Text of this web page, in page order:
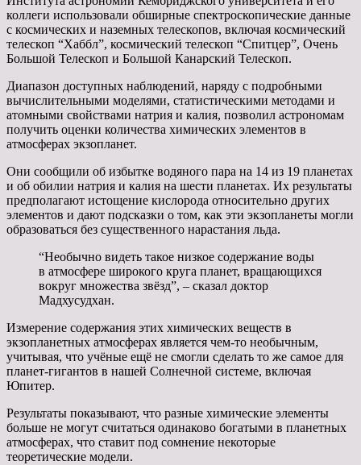
коллеги использовали обширные спектроскопические данные
с космических и наземных телескопов, включая космический
телескоп “Хаббл”, космический телескоп “Спитцер”, Очень
Большой Телескоп и Большой Канарский Телескоп.
Диапазон доступных наблюдений, наряду с подробными
вычислительными моделями, статистическими методами и
атомными свойствами натрия и калия, позволил астрономам
получить оценки количества химических элементов в
атмосферах экзопланет.
Они сообщили об избытке водяного пара на 14 из 19 планетах
и об обилии натрия и калия на шести планетах. Их результаты
предполагают истощение кислорода относительно других
элементов и дают подсказки о том, как эти экзопланеты могли
образоваться без существенного нарастания льда.
“Необычно видеть такое низкое содержание воды
в атмосфере широкого круга планет, вращающихся
вокруг множества звёзд”, – сказал доктор
Мадхусудхан.
Измерение содержания этих химических веществ в
экзопланетных атмосферах является чем-то необычным,
учитывая, что учёные ещё не смогли сделать то же самое для
планет-гигантов в нашей Солнечной системе, включая
Юпитер.
Результаты показывают, что разные химические элементы
больше не могут считаться одинаково богатыми в планетных
атмосферах, что ставит под сомнение некоторые
теоретические модели.